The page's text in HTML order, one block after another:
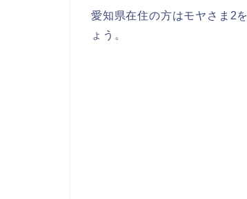
愛知県在住の方はモヤさま2
ょう。